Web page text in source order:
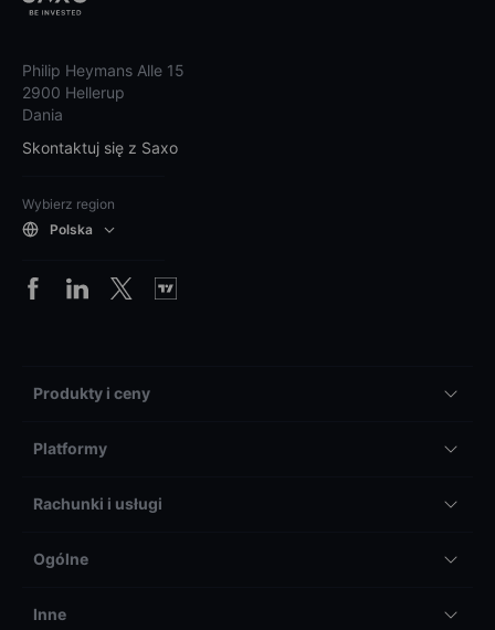
Philip Heymans Alle 15
2900 Hellerup
Dania
Skontaktuj się z Saxo
Wybierz region
Polska
Produkty i ceny
Platformy
Rachunki i usługi
Ogólne
Inne